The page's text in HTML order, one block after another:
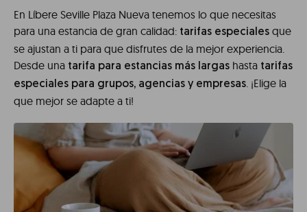
En Líbere Seville Plaza Nueva tenemos lo que necesitas
para una estancia de gran calidad: tarifas especiales que
se ajustan a ti para que disfrutes de la mejor experiencia.
Desde una tarifa para estancias más largas hasta tarifas
especiales para grupos, agencias y empresas . ¡Elige la
que mejor se adapte a ti!